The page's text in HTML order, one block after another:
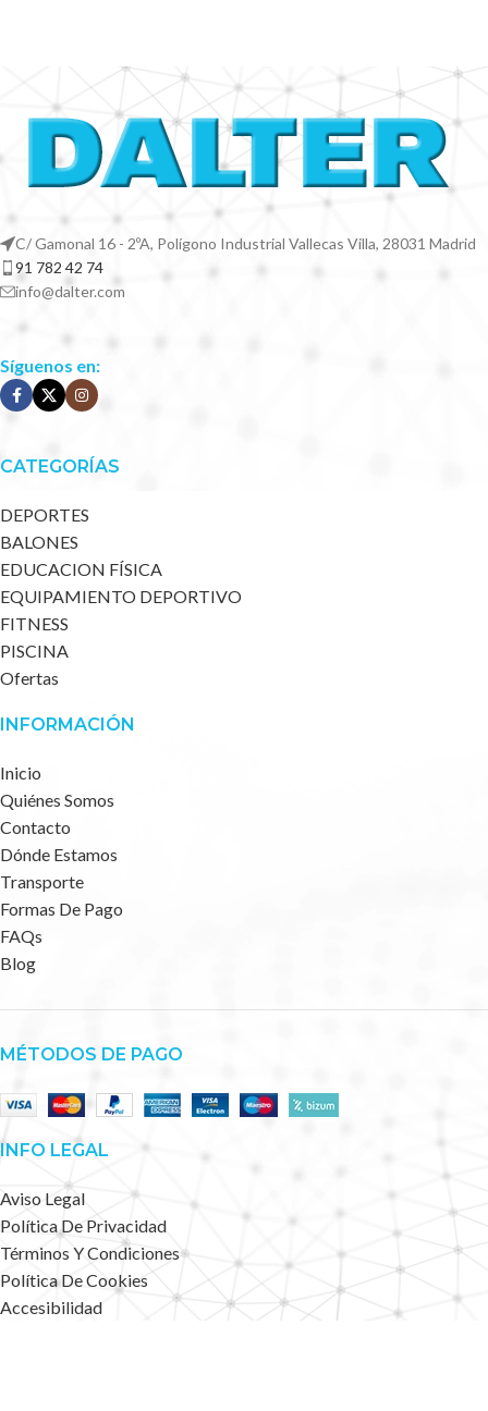
C/ Gamonal 16 - 2ºA, Polígono Industrial Vallecas Villa, 28031 Madrid
91 782 42 74
info@dalter.com
Síguenos en:
CATEGORÍAS
DEPORTES
BALONES
EDUCACION FÍSICA
EQUIPAMIENTO DEPORTIVO
FITNESS
PISCINA
Ofertas
INFORMACIÓN
Inicio
Quiénes Somos
Contacto
Dónde Estamos
Transporte
Formas De Pago
FAQs
Blog
MÉTODOS DE PAGO
INFO LEGAL
Aviso Legal
Política De Privacidad
Términos Y Condiciones
Política De Cookies
Accesibilidad